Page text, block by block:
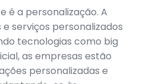
a personalização. A
serviços personalizados
tecnologias como big
as empresas estão
personalizadas e